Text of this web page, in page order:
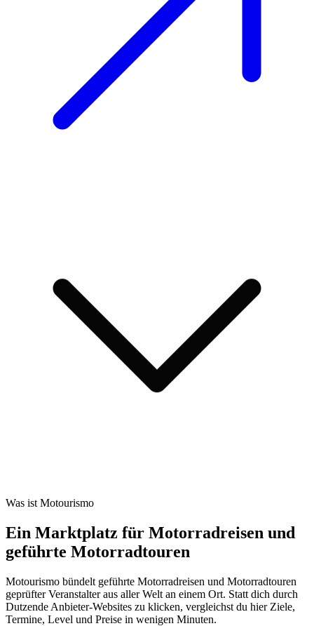
Was ist Motourismo
Ein Marktplatz für Motorradreisen und
geführte Motorradtouren
Motourismo bündelt geführte Motorradreisen und Motorradtouren
geprüfter Veranstalter aus aller Welt an einem Ort. Statt dich durch
Dutzende Anbieter-Websites zu klicken, vergleichst du hier Ziele,
Termine, Level und Preise in wenigen Minuten.